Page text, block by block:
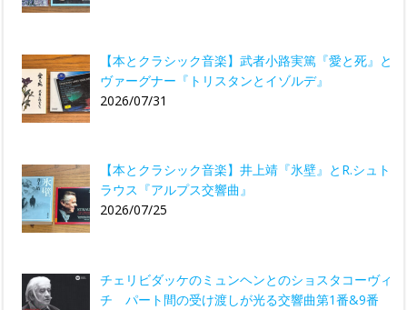
【本とクラシック音楽】武者小路実篤『愛と死』と
ヴァーグナー『トリスタンとイゾルデ』
2026/07/31
【本とクラシック音楽】井上靖『氷壁』とR.シュト
ラウス『アルプス交響曲』
2026/07/25
チェリビダッケのミュンヘンとのショスタコーヴィ
チ パート間の受け渡しが光る交響曲第1番&9番